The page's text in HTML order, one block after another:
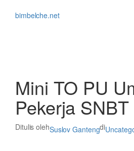
bimbelche.net
Mini TO PU
Pekerja
Ditulis olehSuslov Gantengdi